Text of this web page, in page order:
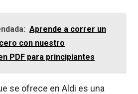
Aprende a correr un
con nuestro
PDF para principiantes
se ofrece en Aldi es una